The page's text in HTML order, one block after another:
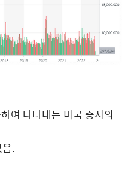
여 나타내는 미국 증시의
.